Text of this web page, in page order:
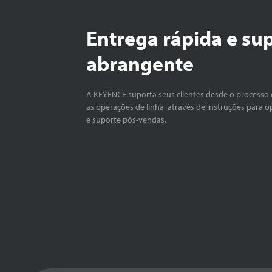
Entrega rápida e
abrangente
A KEYENCE suporta seus clientes desde o
as operações de linha, através de instruções para
e suporte pós-vendas.